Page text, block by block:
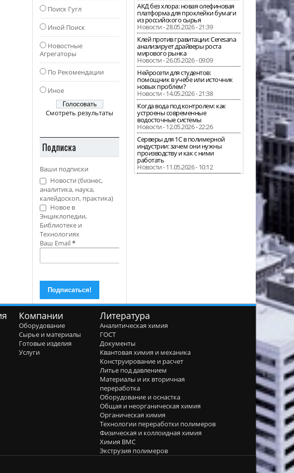
Поиск Гугл
Иной Поиск
Новостные
Агрегаторы
По Рекомендации
Иное
Смотреть результаты
Подписка
Ваши подписки
Новости (бизнес,
аналитика, наука,
калейдоскоп, практика)
Новое в
Энциклопедии,
Библиотеке и
Технологиях
Ваш Email*
АКД без хлора: новая олефиновая
платформа для проклейки бумаги
из российского сырья
Новости - 28.05.2026 - 21:39
Клей против гравитации: Ceresana
анализирует драйверы роста
мирового рынка
Новости - 26.05.2026 - 09:09
Нейросети для студентов:
помощник в учебе или источник
новых проблем?
Новости - 14.05.2026 - 21:38
Когда вода под контролем: как
устроены современные
водосточные системы
Новости - 12.05.2026 - 22:26
Серверы для 1С в полимерной
индустрии: зачем они нужны
производству и как с ними
работать
Новости - 11.05.2026 - 10:12
Компании
Оборудование
Сырье и материалы
Готовые изделия
Услуги
Литература
Аналитическая химия
ГОСТ
Документы
Квантовая химия и механика
Конструирование и расчет
Литье под давлением
Материалы и их вторичная
переработка
Оборудование и оснастка
Общая и неорганическая химия
Органическая химия
Технологии переработки полимеров
Физическая и коллоидная химия
Химия ВМС
Экструзия полимеров